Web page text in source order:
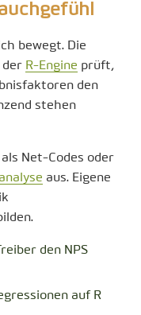
bewegt. Die
der R-Engine prüft,
den
stehen
Net-Codes oder
aus. Eigene
den NPS
auf R